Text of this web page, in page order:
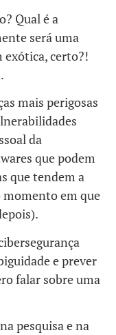
Qual é a
será uma
exótica, certo?!
mais perigosas
da
que podem
que tendem a
momento em que
e prever
falar sobre uma
pesquisa e na